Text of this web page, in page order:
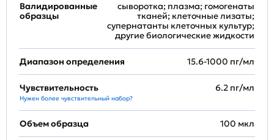
Валидированные
образцы
сыворотка; плазма; гомогенаты
тканей; клеточные лизаты;
супернатанты клеточных культур;
другие биологические жидкости
Диапазон определения 15.6-1000 пг/мл
Чувствительность
Нужен более чувствительный набор?
6.2 пг/мл
Объем образца 100 мкл